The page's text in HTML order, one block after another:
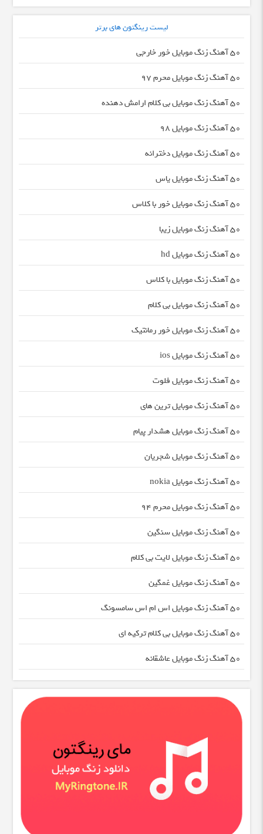
لیست رینگتون های برتر
50 آهنگ زنگ موبایل خور خارجی
50 آهنگ زنگ موبایل محرم ۹7
50 آهنگ زنگ موبایل بی کلام ارامش دهنده
50 آهنگ زنگ موبایل 98
50 آهنگ زنگ موبایل دخترانه
50 آهنگ زنگ موبایل یاس
50 آهنگ زنگ موبایل خور با کلاس
50 آهنگ زنگ موبایل زیبا
50 آهنگ زنگ موبایل hd
50 آهنگ زنگ موبایل با کلاس
50 آهنگ زنگ موبایل بی کلام
50 آهنگ زنگ موبایل خور رمانتیک
50 آهنگ زنگ موبایل ios
50 آهنگ زنگ موبایل فلوت
50 آهنگ زنگ موبایل ترین های
50 آهنگ زنگ موبایل هشدار پیام
50 آهنگ زنگ موبایل شجریان
50 آهنگ زنگ موبایل nokia
50 آهنگ زنگ موبایل محرم 94
50 آهنگ زنگ موبایل سنگین
50 آهنگ زنگ موبایل لایت بی کلام
50 آهنگ زنگ موبایل غمگین
50 آهنگ زنگ موبایل اس ام اس سامسونگ
50 آهنگ زنگ موبایل بی کلام ترکیه ای
50 آهنگ زنگ موبایل عاشقانه